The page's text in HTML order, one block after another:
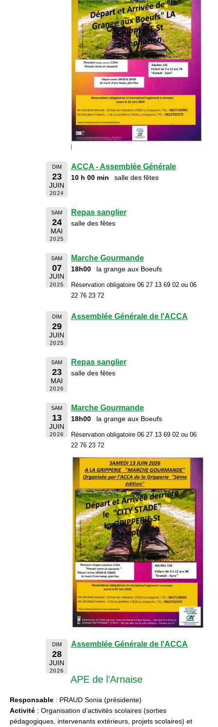
DIM
23
JUIN
2024
ACCA - Assemblée Générale
10 h 00 min salle des fêtes
SAM
24
MAI
2025
Repas sanglier
salle des fêtes
SAM
07
JUIN
2025
Marche Gourmande
18h00 la grange aux Boeufs
Réservation obligatoire 06 27 13 69 02 ou 06
22 76 23 72
DIM
29
JUIN
2025
Assemblée Générale de l'ACCA
SAM
23
MAI
2026
Repas sanglier
salle des fêtes
SAM
13
JUIN
2026
Marche Gourmande
18h00 la grange aux Boeufs
Réservation obligatoire 06 27 13 69 02 ou 06
22 76 23 72
DIM
28
JUIN
2026
Assemblée Générale de l'ACCA
APE de l’Arnaise
Responsable : PRAUD Sonia (présidente)
Activité : Organisation d’activités scolaires (sorties
pédagogiques, intervenants extérieurs, projets scolaires) et